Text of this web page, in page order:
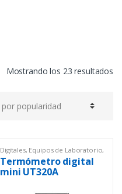
Mostrando los 23 resultados
Digitales, Equipos de Laboratorio,
Temperatura , Termómetros
Termómetro digital
mini UT320A